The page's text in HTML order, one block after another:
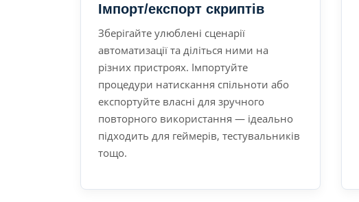
Імпорт/експорт скриптів
Зберігайте улюблені сценарії
автоматизації та діліться ними на
різних пристроях. Імпортуйте
процедури натискання спільноти або
експортуйте власні для зручного
повторного використання — ідеально
підходить для геймерів, тестувальників
тощо.